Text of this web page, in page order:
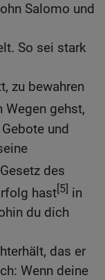
Salomo und
So sei stark
zu bewahren
Wegen gehst,
und
des
hast[5] in
du dich
das er
Wenn deine